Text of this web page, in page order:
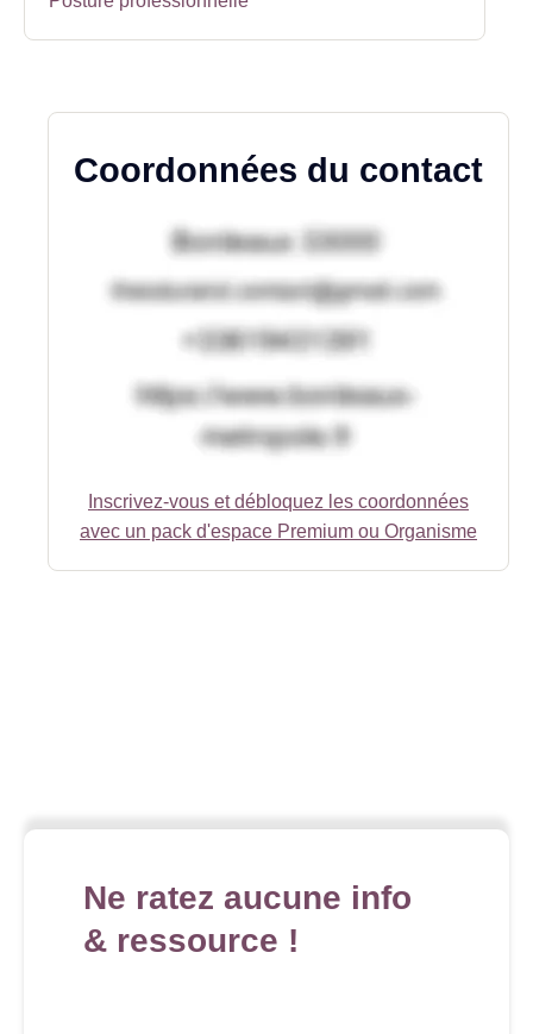
Coordonnées du contact
Inscrivez-vous et débloquez les coordonnées
avec un pack d'espace Premium ou Organisme
Ne ratez aucune info
& ressource !